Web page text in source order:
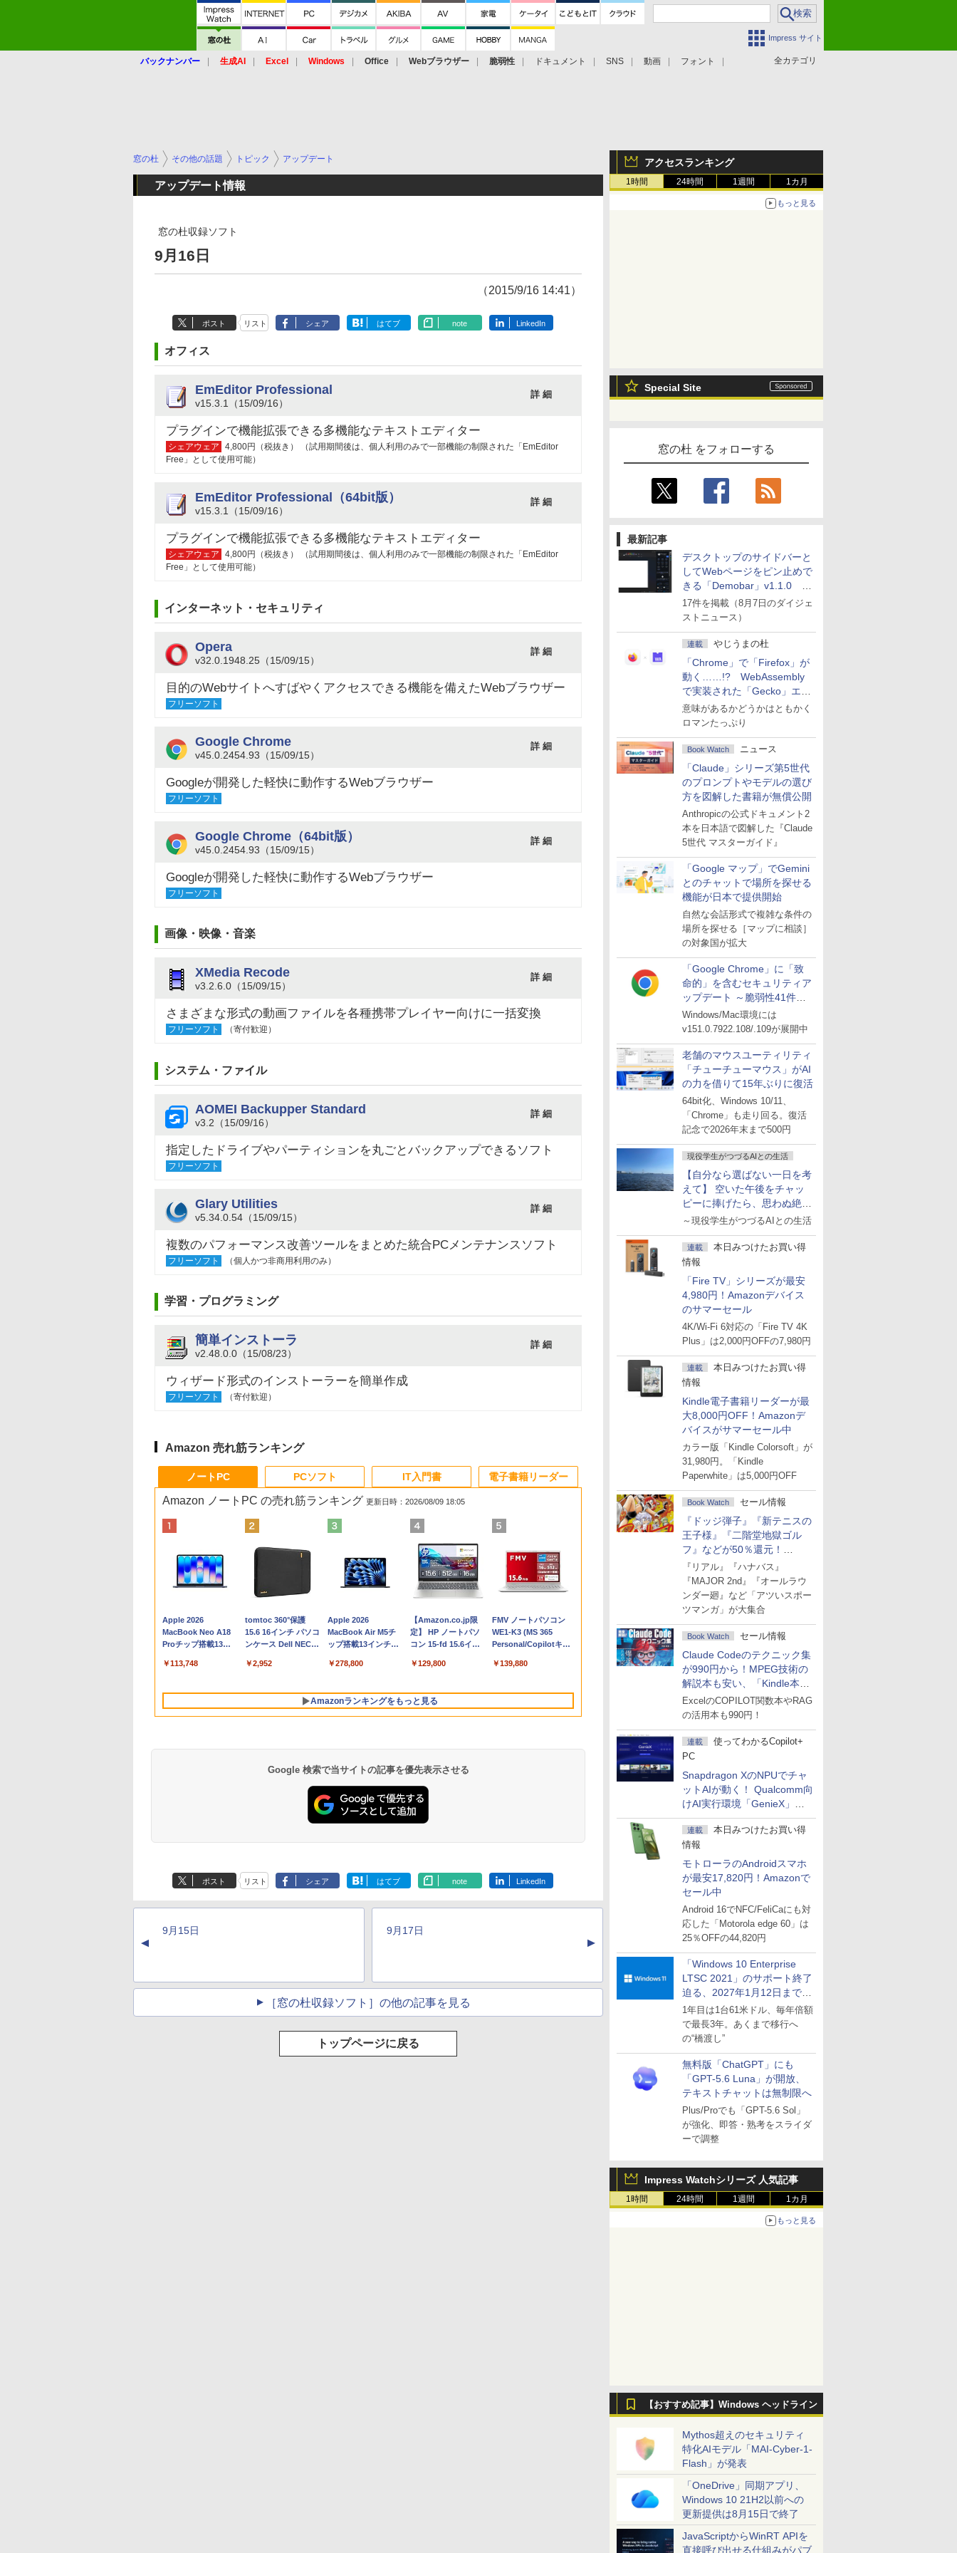
Impress サイト
全カテゴリ
バックナンバー 生成AI Excel Windows Office Webブラウザー 脆弱性 ドキュメント SNS 動画 フォント
アクセスランキング
1時間 24時間 1週間 1カ月
もっと見る
Special Site
窓の杜 をフォローする
最新記事
デスクトップのサイドバーと
してWebページをピン止めで
きる「Demobar」v1.1.0 ほ
か
17件を掲載（8月7日のダイジェ
ストニュース）
連載 やじうまの杜
「Chrome」で「Firefox」が
動く……!? WebAssembly
で実装された「Gecko」エン
ジン
意味があるかどうかはともかく
ロマンたっぷり
Book Watch ニュース
「Claude」シリーズ第5世代
のプロンプトやモデルの選び
方を図解した書籍が無償公開
Anthropicの公式ドキュメント2
本を日本語で図解した『Claude
5世代 マスターガイド』
「Google マップ」でGemini
とのチャットで場所を探せる
機能が日本で提供開始
自然な会話形式で複雑な条件の
場所を探せる［マップに相談］
の対象国が拡大
「Google Chrome」に「致
命的」を含むセキュリティア
ップデート ～脆弱性41件に
対処
Windows/Mac環境には
v151.0.7922.108/.109が展開中
老舗のマウスユーティリティ
「チューチューマウス」がAI
の力を借りて15年ぶりに復活
64bit化、Windows 10/11、
「Chrome」も走り回る。復活
記念で2026年末まで500円
現役学生がつづるAIとの生活
【自分なら選ばない一日を考
えて】 空いた午後をチャッ
ピーに捧げたら、思わぬ絶景
に出会った話
～現役学生がつづるAIとの生活
連載
本日みつけたお買い得
情報
「Fire TV」シリーズが最安
4,980円！Amazonデバイス
のサマーセール
4K/Wi-Fi 6対応の「Fire TV 4K
Plus」は2,000円OFFの7,980円
連載
本日みつけたお買い得
情報
Kindle電子書籍リーダーが最
大8,000円OFF！Amazonデ
バイスがサマーセール中
カラー版「Kindle Colorsoft」が
31,980円。「Kindle
Paperwhite」は5,000円OFF
Book Watch セール情報
『ドッジ弾子』『新テニスの
王子様』『二階堂地獄ゴル
フ』などが50％還元！
Amazonマンガ週末セール
『リアル』『ハナバス』
『MAJOR 2nd』『オールラウ
ンダー廻』など「アツいスポー
ツマンガ」が大集合
Book Watch セール情報
Claude Codeのテクニック集
が990円から！MPEG技術の
解説本も安い、「Kindle本サ
マーセール」第2弾開始！
ExcelのCOPILOT関数本やRAG
の活用本も990円！
連載
使ってわかるCopilot+
PC
Snapdragon XのNPUでチャ
ットAIが動く！ Qualcomm向
けAI実行環境「GenieX」を
試してみた
連載
本日みつけたお買い得
情報
モトローラのAndroidスマホ
が最安17,820円！Amazonで
セール中
Android 16でNFC/FeliCaにも対
応した「Motorola edge 60」は
25％OFFの44,820円
「Windows 10 Enterprise
LTSC 2021」のサポート終了
迫る、2027年1月12日まで
～ESUは9月1日から販売
1年目は1台61米ドル、毎年倍額
で最長3年。あくまで移行へ
の“橋渡し”
無料版「ChatGPT」にも
「GPT-5.6 Luna」が開放、
テキストチャットは無制限へ
Plus/Proでも「GPT-5.6 Sol」
が強化、即答・熟考をスライダ
ーで調整
Impress Watchシリーズ 人気記事
1時間 24時間 1週間 1カ月
もっと見る
【おすすめ記事】Windows ヘッドライン
Mythos超えのセキュリティ
特化AIモデル「MAI-Cyber-1-
Flash」が発表
「OneDrive」同期アプリ、
Windows 10 21H2以前への
更新提供は8月15日で終了
JavaScriptからWinRT APIを
直接呼び出せる仕組みがパブ
窓の杜 その他の話題 トピック アップデート
アップデート情報
窓の杜収録ソフト
9月16日
（2015/9/16 14:41）
ポスト リスト シェア はてブ note LinkedIn
オフィス
EmEditor Professional
v15.3.1（15/09/16）
詳 細
プラグインで機能拡張できる多機能なテキストエディター
シェアウェア
4,800円（税抜き） （試用期間後は、個人利用のみで一部機能の制限された「EmEditor
Free」として使用可能）
EmEditor Professional（64bit版）
v15.3.1（15/09/16）
詳 細
プラグインで機能拡張できる多機能なテキストエディター
シェアウェア
4,800円（税抜き） （試用期間後は、個人利用のみで一部機能の制限された「EmEditor
Free」として使用可能）
インターネット・セキュリティ
Opera
v32.0.1948.25（15/09/15）
詳 細
目的のWebサイトへすばやくアクセスできる機能を備えたWebブラウザー
フリーソフト
Google Chrome
v45.0.2454.93（15/09/15）
詳 細
Googleが開発した軽快に動作するWebブラウザー
フリーソフト
Google Chrome（64bit版）
v45.0.2454.93（15/09/15）
詳 細
Googleが開発した軽快に動作するWebブラウザー
フリーソフト
画像・映像・音楽
XMedia Recode
v3.2.6.0（15/09/15）
詳 細
さまざまな形式の動画ファイルを各種携帯プレイヤー向けに一括変換
フリーソフト （寄付歓迎）
システム・ファイル
AOMEI Backupper Standard
v3.2（15/09/16）
詳 細
指定したドライブやパーティションを丸ごとバックアップできるソフト
フリーソフト
Glary Utilities
v5.34.0.54（15/09/15）
詳 細
複数のパフォーマンス改善ツールをまとめた統合PCメンテナンスソフト
フリーソフト （個人かつ非商用利用のみ）
学習・プログラミング
簡単インストーラ
v2.48.0.0（15/08/23）
詳 細
ウィザード形式のインストーラーを簡単作成
フリーソフト （寄付歓迎）
Amazon 売れ筋ランキング
ノートPC
Amazon ノートPC の売れ筋ランキング 更新日時：2026/08/09 18:05
Apple 2026
MacBook Neo A18
Proチップ搭載13イ
AIとApple
設計、Liquid Retina
ユニファイドメモ
￥113,748
tomtoc 360°保護
15.6 16インチ パソコ
ンケース Dell NEC
dynabook Lenovo
￥2,952
Apple 2026
MacBook Air M5チ
ップ搭載13インチノ
Apple Intelligence、
Retinaディスプレ
イ、16GBユニファイ
ドメモリ、1TB SSD
ド、Touch ID - ミッ
ドナイト
￥278,800
【Amazon.co.jp限
定】 HP ノートパソ
コン 15-fd 15.6イン
512GB SSD インテ
￥129,800
FMV ノートパソコン
WE1-K3 (MS 365
Personal/Copilotキー
型/Core i5/16GB/SSD
FMVWK3E15W_AZ
￥139,880
Amazonランキングをもっと見る
PCソフト
バーチャルアイテム
を含む】 【オンライ
ブロックス | オンラ
￥1,300
バーチャルアイテム
を含む】 【オンライ
ブロックス |オンライ
￥1,600
定バーチャルアイテ
ムを含む】 【オンラ
ロブロックス | オン
￥3,200
2024(最新 永続版)|オ
ンラインコード
10/mac対応|PC2台
￥39,582
フト): Java & Bedrock
Edition | オンラインコ
￥3,600
IT入門書
￥1,766
デザイン入門講座
［第2版］
￥1,292
非エンジニア 初心者
素人 でも安心 使い方
もコンテンツ作成に
非エンジニアのため
￥99
出す プロンプトの言
葉 AI画像生成シリー
Labo)
￥480
ードウェア・市販ソフ
トウェアのパーフェク
レータ紹介
￥1,600
電子書籍リーダー
ない、大きな画面で
読みやすい、6週間持
チディスプレイ電子
チャ、16GB、広告な
￥16,980
ション (32GB) 7イン
チディスプレイ、明
調節ライト、12週間
￥27,980
7インチディスプレ
イ、色調調節ライ
テリー、広告なし、
￥22,980
トレージ、防水、7イ
ンチカラーディスプ
ト、最大8週間持続バ
し、ブラック (2025
￥31,980
インチカラーディスプ
レイ、64GBストレー
明るさ自動調整、色調
￥115,980
Google 検索で当サイトの記事を優先表示させる
ポスト リスト シェア はてブ note LinkedIn
▲
9月15日 9月17日
▲
［窓の杜収録ソフト］の他の記事を見る
トップページに戻る